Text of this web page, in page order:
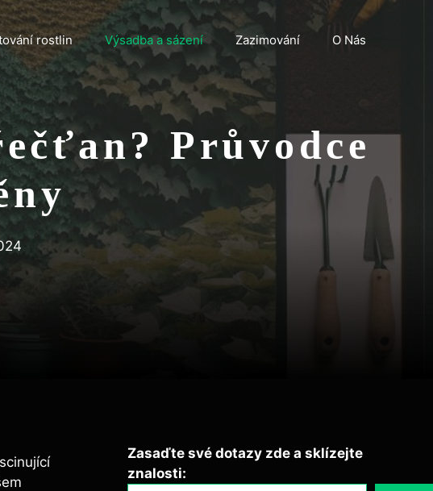
rostlin Výsadba a sázení Zazimování O Nás
Průvodce
Zasaďte své dotazy zde a sklízejte
znalosti: